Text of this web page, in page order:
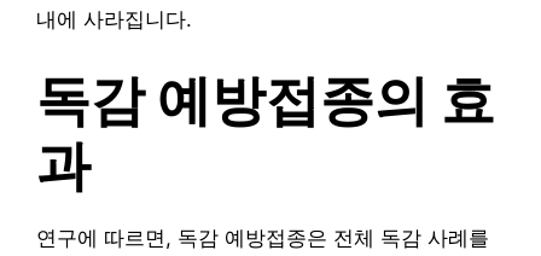
내에 사라집니다.
독감 예방접종의 효
과
연구에 따르면, 독감 예방접종은 전체 독감 사례를